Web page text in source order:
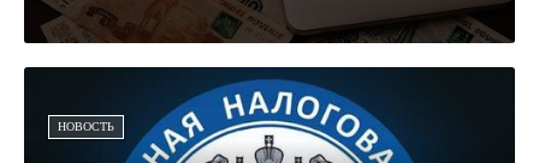
НОВОСТЬ